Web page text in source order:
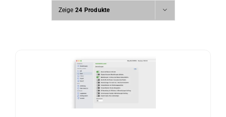
Zeige 24 Produkte